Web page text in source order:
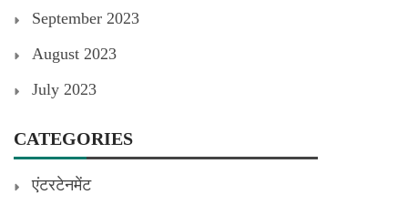
September 2023
August 2023
July 2023
CATEGORIES
एंटरटेनमेंट